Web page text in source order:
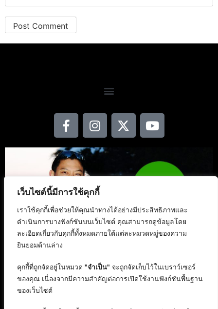
เว็บไซต์นี้มีการใช้คุกกี้
เราใช้คุกกี้เพื่อช่วยให้คุณนำทางได้อย่างมีประสิทธิภาพและ
ดำเนินการบางฟังก์ชันบนเว็บไซต์ คุณสามารถดูข้อมูลโดย
ละเอียดเกี่ยวกับคุกกี้ทั้งหมดภายใต้แต่ละหมวดหมู่ของความ
ยินยอมด้านล่าง
คุกกี้ที่ถูกจัดอยู่ในหมวด "จำเป็น" จะถูกจัดเก็บไว้ในเบราว์เซอร์
ของคุณ เนื่องจากมีความสำคัญต่อการเปิดใช้งานฟังก์ชันพื้นฐาน
ของเว็บไซต์